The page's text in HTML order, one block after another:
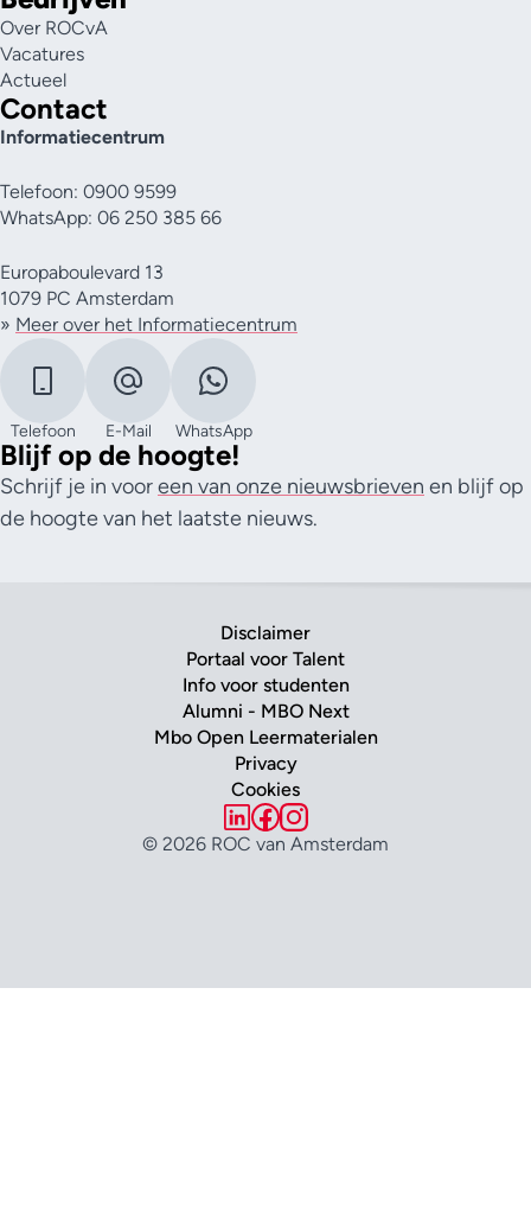
Over ROCvA
Vacatures
Actueel
Contact
Informatiecentrum
Telefoon: 0900 9599
WhatsApp: 06 250 385 66
Europaboulevard 13
1079 PC Amsterdam
» Meer over het Informatiecentrum
Telefoon E-Mail WhatsApp
Blijf op de hoogte!
Schrijf je in vooreen van onze nieuwsbrieven en blijf op
de hoogte van het laatste nieuws.
Disclaimer
Portaal voor Talent
Info voor studenten
Alumni - MBO Next
Mbo Open Leermaterialen
Privacy
Cookies
© 2026 ROC van Amsterdam